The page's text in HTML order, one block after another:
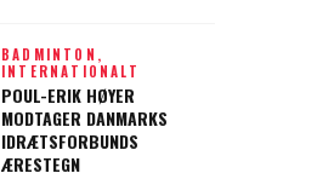
BADMINTON,
INTERNATIONALT
POUL-ERIK HØYER
MODTAGER DANMARKS
IDRÆTSFORBUNDS
ÆRESTEGN